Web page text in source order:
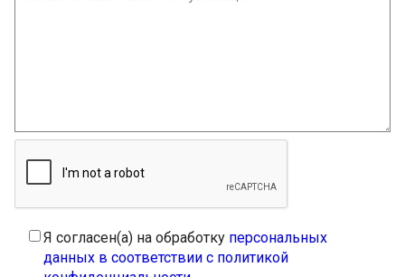
Я согласен(а) на обработку персональных
данных в соответствии с политикой